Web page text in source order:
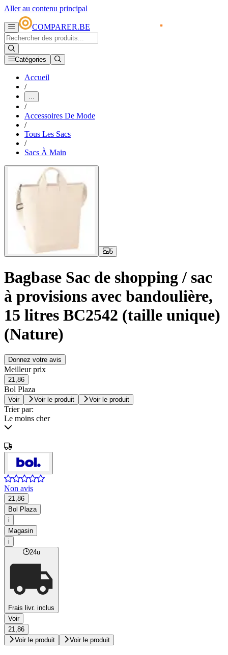
Aller au contenu principal
COMPARER.BE
Catégories
Accueil
/
...
/
Accessoires De Mode
/
Tous Les Sacs
/
Sacs À Main
5
Bagbase Sac de shopping / sac
à provisions avec bandoulière,
15 litres BC2542 (taille unique)
(Nature)
Donnez votre avis
Meilleur prix
21,86
Bol Plaza
Voir Voir le produit Voir le produit
Trier par:
Le moins cher
Non avis
21,86
Bol Plaza
i
Magasin
i
24u
Frais livr. inclus
Voir
21,86
Voir le produit
Voir le produit